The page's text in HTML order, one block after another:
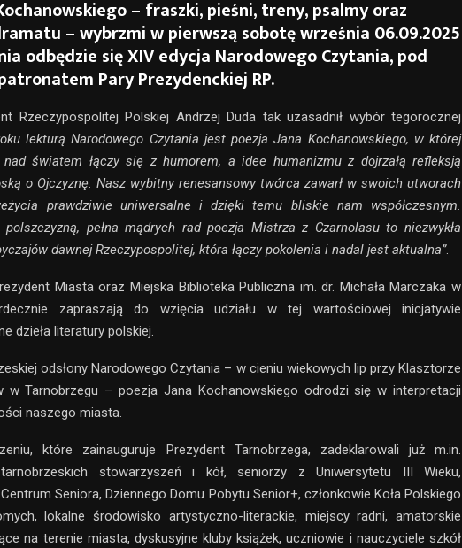
– fraszki, pieśni, treny, psalmy oraz
– wybrzmi w pierwszą sobotę września 06.09.2025
odbędzie się XIV edycja Narodowego Czytania, pod
Pary Prezydenckiej RP.
Rzeczypospolitej Polskiej Andrzej Duda tak uzasadnił wybór tegorocznej
lekturą Narodowego Czytania jest poezja Jana Kochanowskiego, w której
nad światem łączy się z humorem, a idee humanizmu z dojrzałą refleksją
o Ojczyznę. Nasz wybitny renesansowy twórca zawarł w swoich utworach
prawdziwie uniwersalne i dzięki temu bliskie nam współczesnym.
polszczyzną, pełna mądrych rad poezja Mistrza z Czarnolasu to niezwykła
dawnej Rzeczypospolitej, która łączy pokolenia i nadal jest aktualna”.
Miasta oraz Miejska Biblioteka Publiczna im. dr. Michała Marczaka w
zapraszają do wzięcia udziału w tej wartościowej inicjatywie
dzieła literatury polskiej.
odsłony Narodowego Czytania – w cieniu wiekowych lip przy Klasztorze
w Tarnobrzegu – poezja Jana Kochanowskiego odrodzi się w interpretacji
naszego miasta.
które zainauguruje Prezydent Tarnobrzega, zadeklarowali już m.in.
tarnobrzeskich stowarzyszeń i kół, seniorzy z Uniwersytetu III Wieku,
Seniora, Dziennego Domu Pobytu Senior+, członkowie Koła Polskiego
lokalne środowisko artystyczno-literackie, miejscy radni, amatorskie
na terenie miasta, dyskusyjne kluby książek, uczniowie i nauczyciele szkół